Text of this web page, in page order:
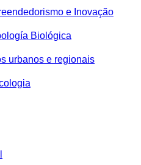
e Inovação
Biológica
urbanos e regionais